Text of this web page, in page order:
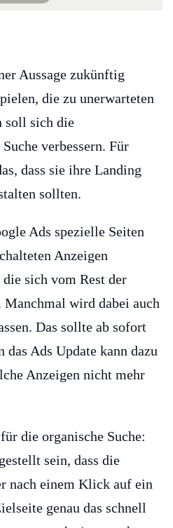
Aussage zukünftig
die zu unerwarteten
soll sich die
verbessern. Für
dass sie ihre Landing
sollten.
Ads spezielle Seiten
Anzeigen
sich vom Rest der
Manchmal wird dabei auch
Das sollte ab sofort
das Ads Update kann dazu
Anzeigen nicht mehr
die organische Suche:
sein, dass die
nach einem Klick auf ein
genau das schnell